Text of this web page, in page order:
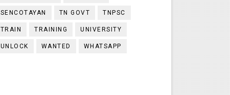
SENCOTAYAN TN GOVT TNPSC
TRAIN TRAINING UNIVERSITY
UNLOCK WANTED WHATSAPP